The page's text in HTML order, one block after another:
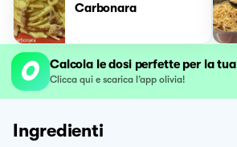
Carbonara
Calcola le dosi perfette per la
Clicca qui e scarica l’app olivia!
Ingredienti